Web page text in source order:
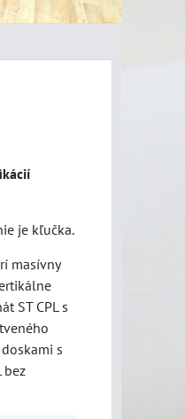
je kľučka.
masívny
ST CPL s
s
bez